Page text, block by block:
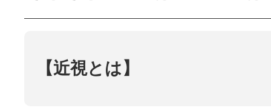
【近視とは】